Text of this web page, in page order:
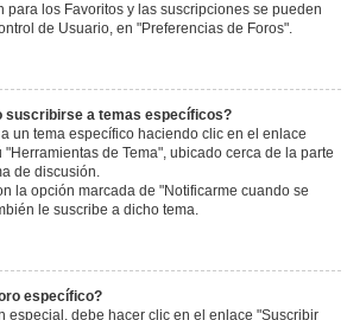
para los Favoritos y las suscripciones se pueden
de Usuario, en "Preferencias de Foros".
suscribirse a temas específicos?
un tema específico haciendo clic en el enlace
de Tema", ubicado cerca de la parte
de discusión.
la opción marcada de "Notificarme cuando se
le suscribe a dicho tema.
específico?
especial, debe hacer clic en el enlace "Suscribir